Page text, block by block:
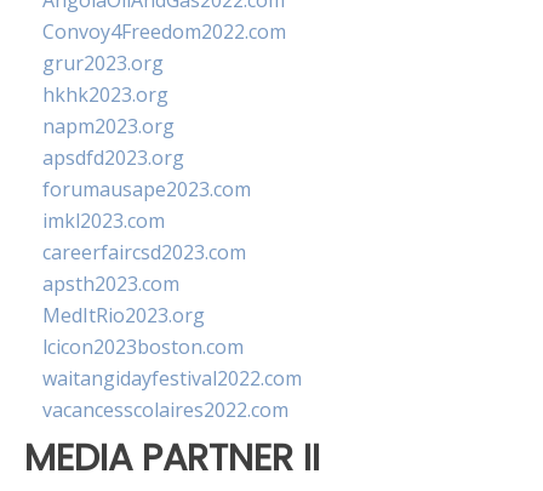
Convoy4Freedom2022.com
grur2023.org
hkhk2023.org
napm2023.org
apsdfd2023.org
forumausape2023.com
imkl2023.com
careerfaircsd2023.com
apsth2023.com
MedItRio2023.org
lcicon2023boston.com
waitangidayfestival2022.com
vacancesscolaires2022.com
MEDIA PARTNER II